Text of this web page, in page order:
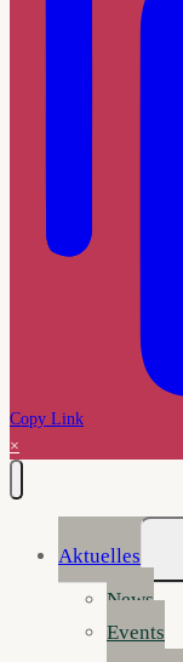
Copy Link
×
Aktuelles
News
Events